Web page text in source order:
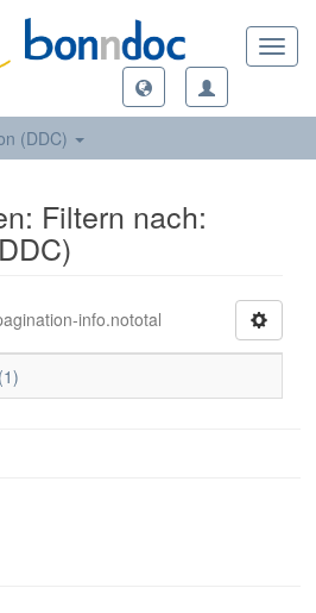
(DDC)
Filtern nach:
info.nototal